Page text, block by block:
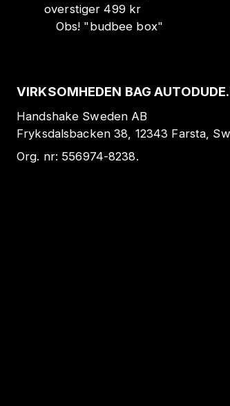
overstiger 499 kr
Obs! "budbee box"
VIRKSOMHEDEN BAG
Handshake Sweden AB
Fryksdalsbacken 38, 12343 Farsta,
Org. nr: 556974-8238.